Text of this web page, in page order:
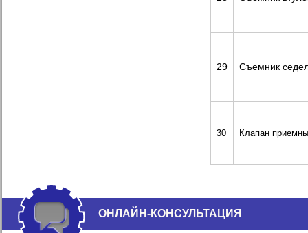
29 Съемник
30 Клапан
ОНЛАЙН-КОНСУЛЬТАЦИЯ